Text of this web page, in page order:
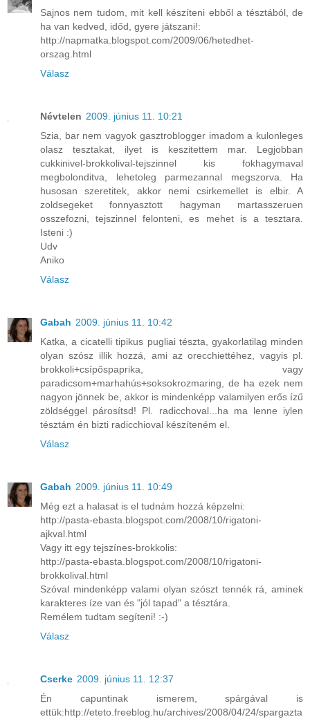
Sajnos nem tudom, mit kell készíteni ebből a tésztából, de
ha van kedved, időd, gyere játszani!:
http://napmatka.blogspot.com/2009/06/hetedhet-
orszag.html
Válasz
Névtelen 2009. június 11. 10:21
Szia, bar nem vagyok gasztroblogger imadom a kulonleges
olasz tesztakat, ilyet is keszitettem mar. Legjobban
cukkinivel-brokkolival-tejszinnel kis fokhagymaval
megbolonditva, lehetoleg parmezannal megszorva. Ha
husosan szeretitek, akkor nemi csirkemellet is elbir. A
zoldsegeket fonnyasztott hagyman martasszeruen
osszefozni, tejszinnel felonteni, es mehet is a tesztara.
Isteni :)
Udv
Aniko
Válasz
Gabah 2009. június 11. 10:42
Katka, a cicatelli tipikus pugliai tészta, gyakorlatilag minden
olyan szósz illik hozzá, ami az orecchiettéhez, vagyis pl.
brokkoli+csípőspaprika, vagy
paradicsom+marhahús+soksokrozmaring, de ha ezek nem
nagyon jönnek be, akkor is mindenképp valamilyen erős ízű
zöldséggel párosítsd! Pl. radicchoval...ha ma lenne iylen
tésztám én bizti radicchioval készíteném el.
Válasz
Gabah 2009. június 11. 10:49
Még ezt a halasat is el tudnám hozzá képzelni:
http://pasta-ebasta.blogspot.com/2008/10/rigatoni-
ajkval.html
Vagy itt egy tejszínes-brokkolis:
http://pasta-ebasta.blogspot.com/2008/10/rigatoni-
brokkolival.html
Szóval mindenképp valami olyan szószt tennék rá, aminek
karakteres íze van és "jól tapad" a tésztára.
Remélem tudtam segíteni! :-)
Válasz
Cserke 2009. június 11. 12:37
Én capuntinak ismerem, spárgával is
ettük:http://eteto.freeblog.hu/archives/2008/04/24/spargazta